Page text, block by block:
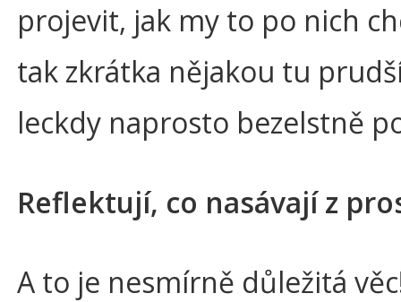
projevit, jak my to po nich
tak zkrátka nějakou tu
leckdy naprosto bezelstně
Reflektují, co nasávají z
A to je nesmírně důležitá